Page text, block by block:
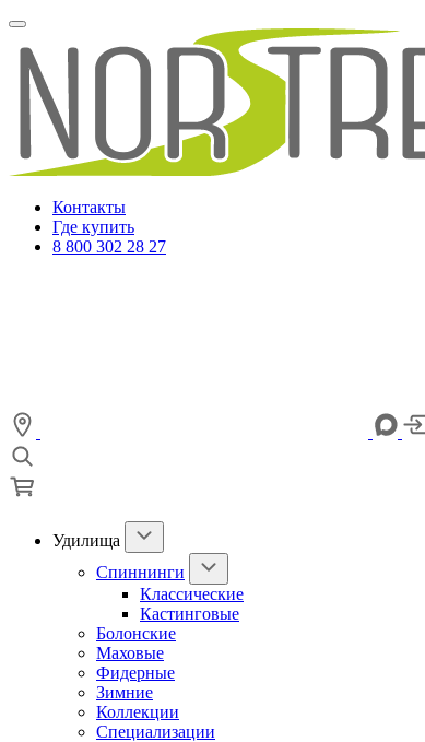
Контакты
Где купить
8 800 302 28 27
Удилища
Спиннинги
Классические
Кастинговые
Болонские
Маховые
Фидерные
Зимние
Коллекции
Специализации